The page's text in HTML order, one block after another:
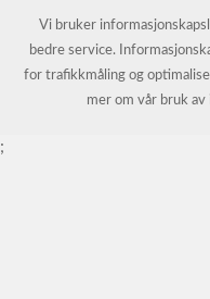
© Kontorvarehuset
Vi bruker
bedre service.
for trafikkmåling og
mer om vår bruk
;